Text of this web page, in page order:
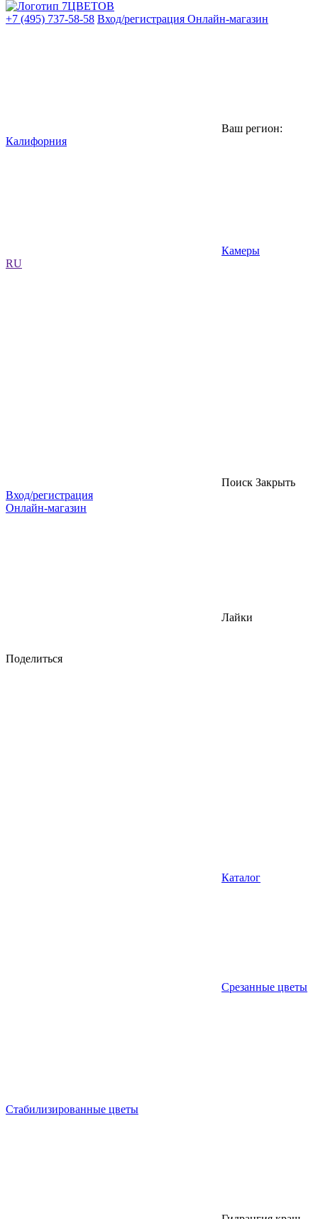
+7 (495) 737-58-58 Вход/регистрация Онлайн-магазин
Ваш регион:
Калифорния
Камеры
RU
Поиск Закрыть
Вход/регистрация
Онлайн-магазин
Лайки
Поделиться
Каталог
Срезанные цветы
Стабилизированные цветы